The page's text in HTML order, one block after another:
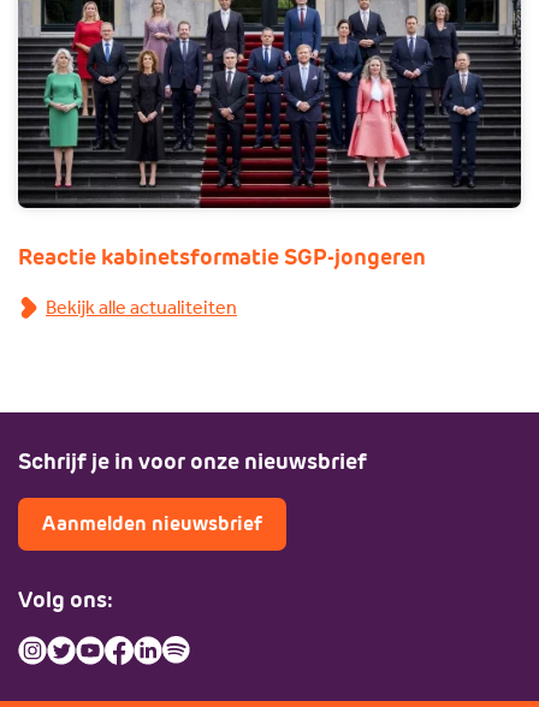
Reactie kabinetsformatie SGP-jongeren
Bekijk alle actualiteiten
Schrijf je in voor onze nieuwsbrief
Aanmelden nieuwsbrief
Volg ons: